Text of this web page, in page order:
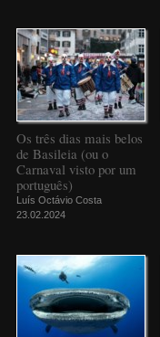
Os três dias mais belos
de Basileia (ou o
Carnaval visto por um
português)
Luís Octávio Costa
23.02.2024